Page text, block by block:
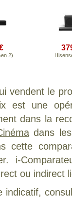
2)
vendent le
est une
dans la
dans les
cette
i-
ou indirect